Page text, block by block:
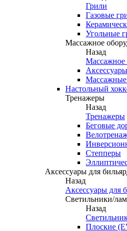
Грили
Газовые
Угольные
Массажное
Назад
Массажное
Настольный
Тренажеры
Назад
Тренажеры
Беговые
Степперы
Аксессуары для
Назад
Аксессуары для
Светильники/
Назад
Плоские